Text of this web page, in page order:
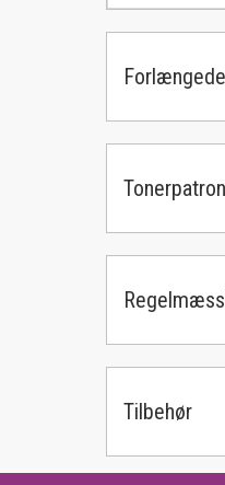
Tilbehør